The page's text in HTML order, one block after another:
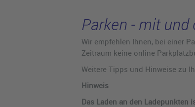
Parken - mit
Wir empfehlen Ihnen, bei einer
Zeitraum keine online
Weitere Tipps und Hinweise zu
Hinweis
Das Laden an den Ladepunkten